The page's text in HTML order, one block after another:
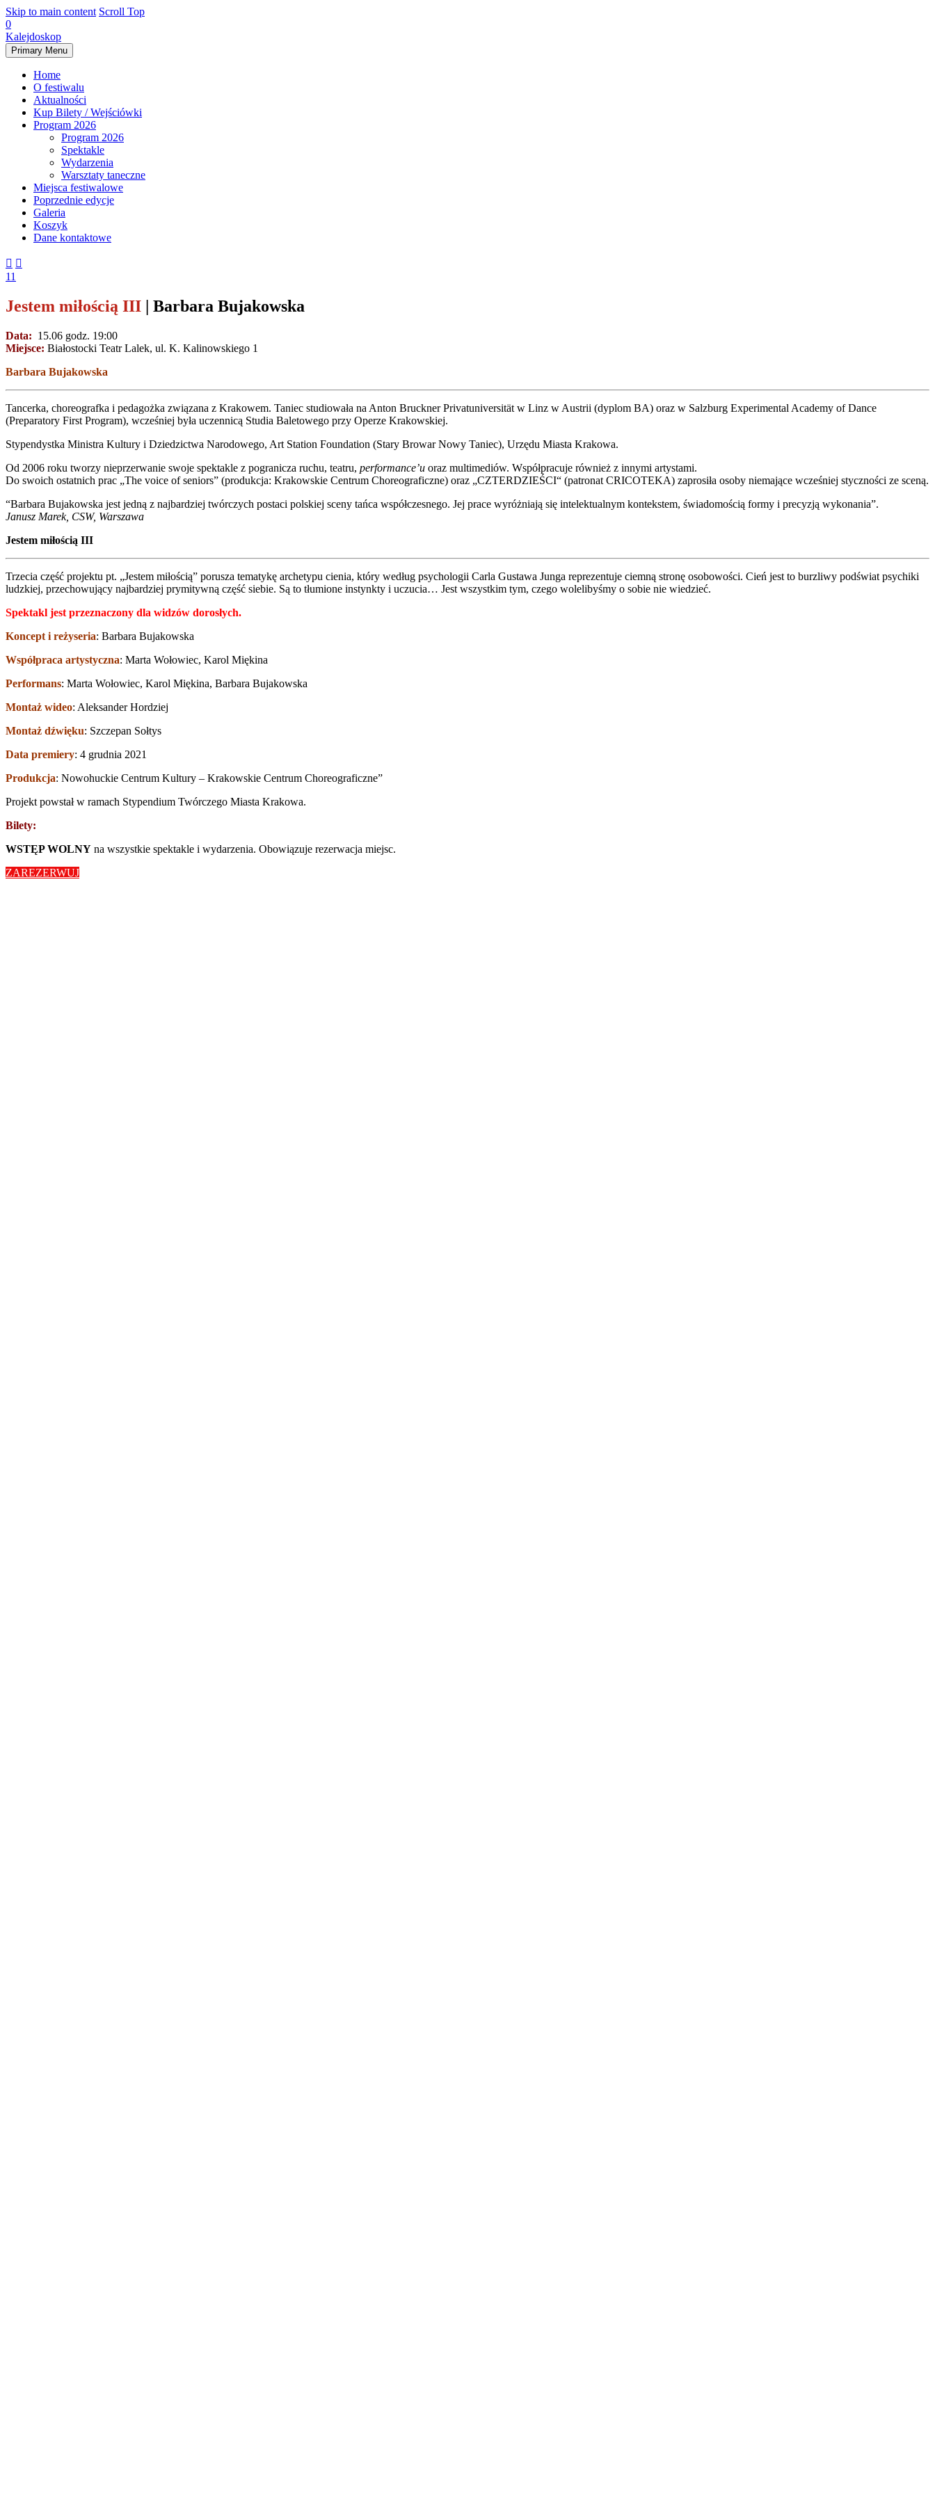
Skip to main content Scroll Top
0
Kalejdoskop
Primary Menu
Home
O festiwalu
Aktualności
Kup Bilety / Wejściówki
Program 2026
Program 2026
Spektakle
Wydarzenia
Warsztaty taneczne
Miejsca festiwalowe
Poprzednie edycje
Galeria
Koszyk
Dane kontaktowe
 
11
Jestem miłością III | Barbara Bujakowska
Data: 15.06 godz. 19:00
Miejsce: Białostocki Teatr Lalek, ul. K. Kalinowskiego 1
Barbara Bujakowska
Tancerka, choreografka i pedagożka związana z Krakowem. Taniec studiowała na Anton Bruckner Privatuniversität w Linz w Austrii (dyplom BA) oraz w Salzburg Experimental Academy of Dance
(Preparatory First Program), wcześniej była uczennicą Studia Baletowego przy Operze Krakowskiej.
Stypendystka Ministra Kultury i Dziedzictwa Narodowego, Art Station Foundation (Stary Browar Nowy Taniec), Urzędu Miasta Krakowa.
Od 2006 roku tworzy nieprzerwanie swoje spektakle z pogranicza ruchu, teatru, performance’u oraz multimediów. Współpracuje również z innymi artystami.
Do swoich ostatnich prac „The voice of seniors” (produkcja: Krakowskie Centrum Choreograficzne) oraz „CZTERDZIEŚCI“ (patronat CRICOTEKA) zaprosiła osoby niemające wcześniej styczności ze sceną.
“Barbara Bujakowska jest jedną z najbardziej twórczych postaci polskiej sceny tańca współczesnego. Jej prace wyróżniają się intelektualnym kontekstem, świadomością formy i precyzją wykonania”.
Janusz Marek, CSW, Warszawa
Jestem miłością III
Trzecia część projektu pt. „Jestem miłością” porusza tematykę archetypu cienia, który według psychologii Carla Gustawa Junga reprezentuje ciemną stronę osobowości. Cień jest to burzliwy podświat psychiki
ludzkiej, przechowujący najbardziej prymitywną część siebie. Są to tłumione instynkty i uczucia… Jest wszystkim tym, czego wolelibyśmy o sobie nie wiedzieć.
Spektakl jest przeznaczony dla widzów dorosłych.
Koncept i reżyseria: Barbara Bujakowska
Współpraca artystyczna: Marta Wołowiec, Karol Miękina
Performans: Marta Wołowiec, Karol Miękina, Barbara Bujakowska
Montaż wideo: Aleksander Hordziej
Montaż dźwięku: Szczepan Sołtys
Data premiery: 4 grudnia 2021
Produkcja: Nowohuckie Centrum Kultury – Krakowskie Centrum Choreograficzne”
Projekt powstał w ramach Stypendium Twórczego Miasta Krakowa.
Bilety:
WSTĘP WOLNY na wszystkie spektakle i wydarzenia. Obowiązuje rezerwacja miejsc.
ZAREZERWUJ